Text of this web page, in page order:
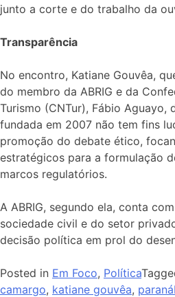
junto a corte e do trabalho da
Transparência
No encontro, Katiane Gouvêa,
do membro da ABRIG e da
Turismo (CNTur), Fábio Aguayo,
fundada em 2007 não tem fins
promoção do debate ético,
estratégicos para a formulação
marcos regulatórios.
A ABRIG, segundo ela, conta
sociedade civil e do setor
decisão política em prol do
Posted in Em Foco, Política
camargo, katiane gouvêa, paraná